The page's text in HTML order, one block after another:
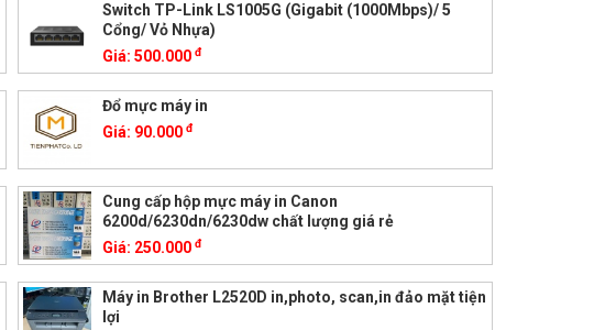
Switch TP-Link LS1005G (Gigabit (1000Mbps)/ 5
Cổng/ Vỏ Nhựa)
Giá:500.000đ
Đổ mực máy in
Giá: 90.000đ
Cung cấp hộp mực máy in Canon
6200d/6230dn/6230dw chất lượng giá rẻ
Giá: 250.000đ
Máy in Brother L2520D in,photo, scan,in đảo mặt tiện
lợi